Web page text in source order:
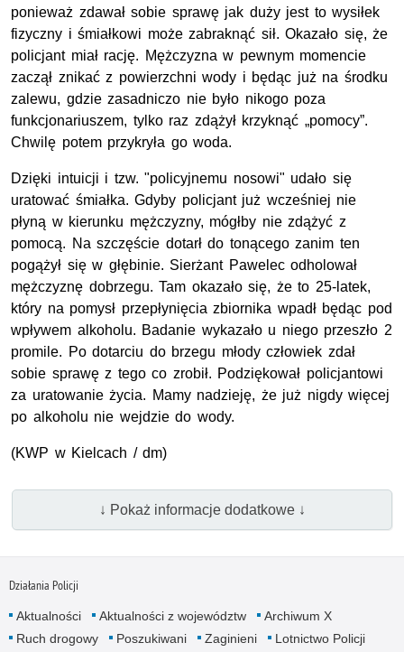
ponieważ zdawał sobie sprawę jak duży jest to wysiłek
fizyczny i śmiałkowi może zabraknąć sił. Okazało się, że
policjant miał rację. Mężczyzna w pewnym momencie
zaczął znikać z powierzchni wody i będąc już na środku
zalewu, gdzie zasadniczo nie było nikogo poza
funkcjonariuszem, tylko raz zdążył krzyknąć „pomocy”.
Chwilę potem przykryła go woda.
Dzięki intuicji i tzw. "policyjnemu nosowi" udało się
uratować śmiałka. Gdyby policjant już wcześniej nie
płyną w kierunku mężczyzny, mógłby nie zdążyć z
pomocą. Na szczęście dotarł do tonącego zanim ten
pogążył się w głębinie. Sierżant Pawelec odholował
mężczyznę dobrzegu. Tam okazało się, że to 25-latek,
który na pomysł przepłynięcia zbiornika wpadł będąc pod
wpływem alkoholu. Badanie wykazało u niego przeszło 2
promile. Po dotarciu do brzegu młody człowiek zdał
sobie sprawę z tego co zrobił. Podziękował policjantowi
za uratowanie życia. Mamy nadzieję, że już nigdy więcej
po alkoholu nie wejdzie do wody.
(KWP w Kielcach / dm)
↓ Pokaż informacje dodatkowe ↓
Działania Policji
Aktualności Aktualności z województw
Archiwum X
Ruch drogowy
Poszukiwani Zaginieni
Lotnictwo Policji